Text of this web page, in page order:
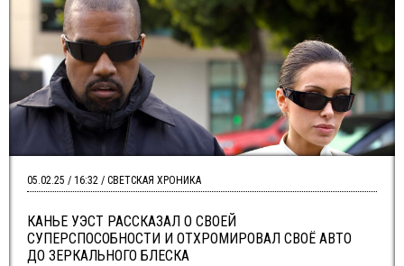
КАНЬЕ УЭСТ РАССКАЗАЛ О СВОЕЙ
СУПЕРСПОСОБНОСТИ И ОТХРОМИРОВАЛ СВОЁ АВТО
ДО ЗЕРКАЛЬНОГО БЛЕСКА
05.02.25 / 16:32 / СВЕТСКАЯ ХРОНИКА